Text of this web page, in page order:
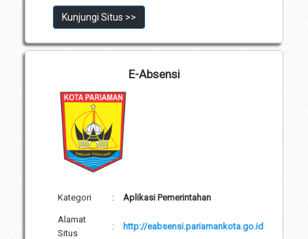
Kunjungi Situs >>
E-Absensi
Kategori : Aplikasi Pemerintahan
Alamat
Situs
: http://eabsensi.pariamankota.go.id